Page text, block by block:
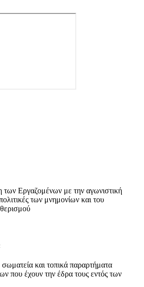
Εργαζομένων με την αγωνιστική
των μνημονίων και του
και τοπικά παραρτήματα
που έχουν την έδρα τους εντός των